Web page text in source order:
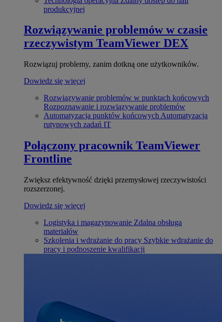
produkcyjnej
Rozwiązywanie problemów w czasie
rzeczywistym TeamViewer DEX
Rozwiązuj problemy, zanim dotkną one użytkowników.
Dowiedz się więcej
Rozwiązywanie problemów w punktach końcowych
Rozpoznawanie i rozwiązywanie problemów
Automatyzacja punktów końcowych Automatyzacja
rutynowych zadań IT
Połączony pracownik TeamViewer
Frontline
Zwiększ efektywność dzięki przemysłowej rzeczywistości
rozszerzonej.
Dowiedz się więcej
Logistyka i magazynowanie Zdalna obsługa
materiałów
Szkolenia i wdrażanie do pracy Szybkie wdrażanie do
pracy i podnoszenie kwalifikacji